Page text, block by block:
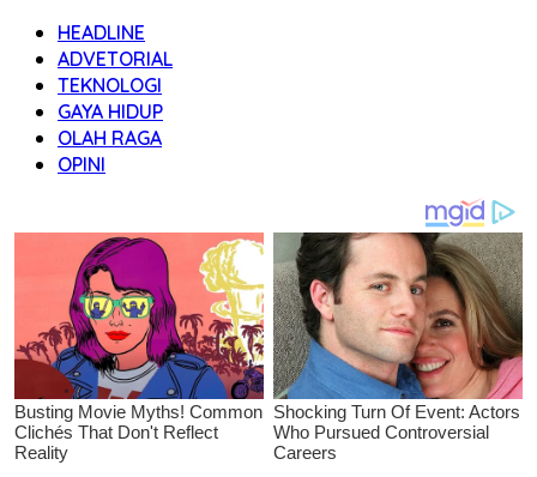
HEADLINE
ADVETORIAL
TEKNOLOGI
GAYA HIDUP
OLAH RAGA
OPINI